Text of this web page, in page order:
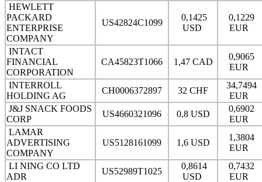
HEWLETT
PACKARD
ENTERPRISE
COMPANY
US42824C1099
0,1425
USD
0,1229
EUR
INTACT
FINANCIAL
CORPORATION
CA45823T1066 1,47 CAD
0,9065
EUR
INTERROLL
HOLDING AG
CH0006372897 32 CHF
34,7494
EUR
J&J SNACK FOODS
CORP
US4660321096 0,8 USD
0,6902
EUR
LAMAR
ADVERTISING
COMPANY
US5128161099 1,6 USD
1,3804
EUR
LI NING CO LTD
ADR
US52989T1025
0,8614
USD
0,7432
EUR